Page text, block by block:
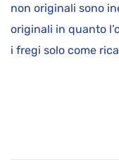
non originali sono
originali in quanto
i fregi solo come